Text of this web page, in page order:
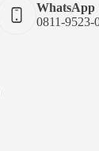
WhatsApp
0811-9523-